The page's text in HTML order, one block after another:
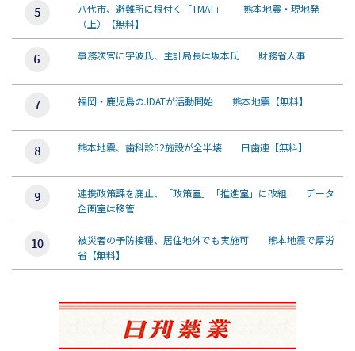
八代市、避難所に根付く「TMAT」 熊本地震・現地発
（上）【無料】
事務次官に宇波氏、主計局長は坂本氏 財務省人事
福岡・鹿児島のJDATが活動開始 熊本地震【無料】
熊本地震、歯科診52施設が全半壊 日歯連【無料】
連携政策課を廃止、「政策室」「推進室」に改組 データ
企画室は移管
被災者の予防接種、居住地外でも実施可 熊本地震で厚労
省【無料】